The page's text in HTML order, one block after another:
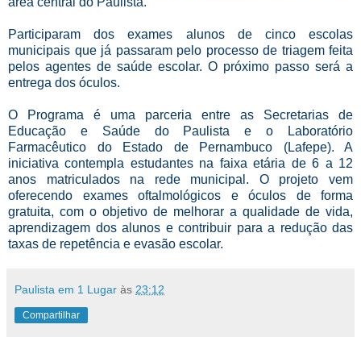
Participaram dos exames alunos de cinco escolas
municipais que já passaram pelo processo de triagem feita
pelos agentes de saúde escolar. O próximo passo será a
entrega dos óculos.
O Programa é uma parceria entre as Secretarias de
Educação e Saúde do Paulista e o Laboratório
Farmacêutico do Estado de Pernambuco (Lafepe). A
iniciativa contempla estudantes na faixa etária de 6 a 12
anos matriculados na rede municipal. O projeto vem
oferecendo exames oftalmológicos e óculos de forma
gratuita, com o objetivo de melhorar a qualidade de vida,
aprendizagem dos alunos e contribuir para a redução das
taxas de repetência e evasão escolar.
Paulista em 1 Lugar às 23:12
Compartilhar